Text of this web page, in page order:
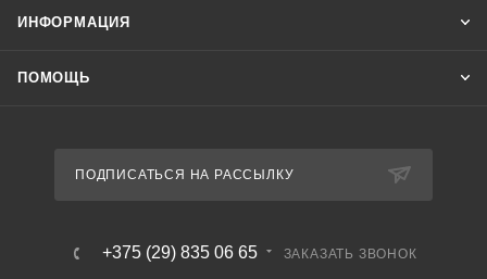
ИНФОРМАЦИЯ
ПОМОЩЬ
ПОДПИСАТЬСЯ НА РАССЫЛКУ
+375 (29) 835 06 65 ЗАКАЗАТЬ ЗВОНОК